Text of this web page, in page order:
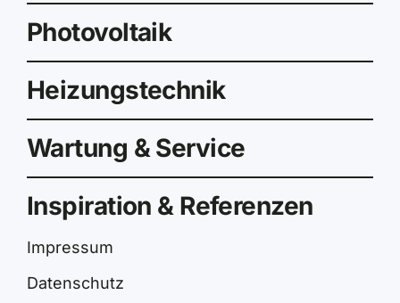
Photovoltaik
Heizungstechnik
Wartung & Service
Inspiration & Referenzen
Impressum
Datenschutz